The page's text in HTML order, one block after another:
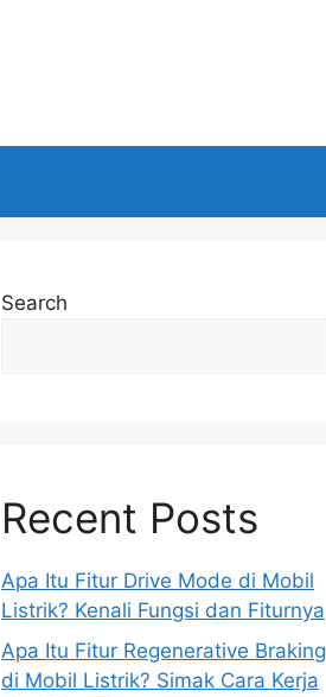
Search
Recent Posts
Apa Itu Fitur Drive Mode di Mobil
Listrik? Kenali Fungsi dan Fiturnya
Apa Itu Fitur Regenerative Braking
di Mobil Listrik? Simak Cara Kerja